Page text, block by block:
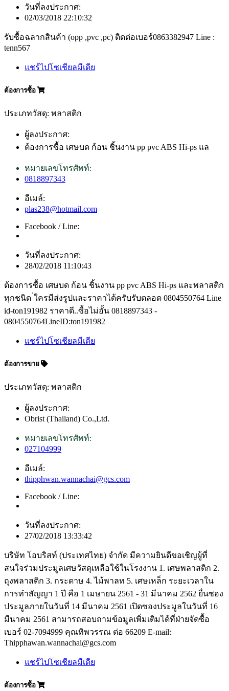
วันที่ลงประกาศ:
02/03/2018 22:10:32
รับซื้อฉลากสินค้า (opp ,pvc ,pc) ติดต่อเบอร์0863382947 Line :
tenn567
แชร์ไปโซเชียลมีเดีย
ต้องการซื้อ
ประเภทวัสดุ: พลาสติก
ผู้ลงประกาศ:
ต้องการซื้อ เศษบด ก้อน ชิ้นงาน pp pvc ABS Hi-ps แล
หมายเลขโทรศัพท์:
0818897343
อีเมล์:
plas238@hotmail.com
Facebook / Line:
วันที่ลงประกาศ:
28/02/2018 11:10:43
ต้องการซื้อ เศษบด ก้อน ชิ้นงาน pp pvc ABS Hi-ps และพลาสติก
ทุกชนิด ่ใครมีส่งรูปและราคาได้ครับรับตลอด 0804550764 Line
id-ton191982 ราคาดี..ซื้อไม่อั้น 0818897343 -
0804550764LineID:ton191982
แชร์ไปโซเชียลมีเดีย
ต้องการขาย
ประเภทวัสดุ: พลาสติก
ผู้ลงประกาศ:
Obrist (Thailand) Co.,Ltd.
หมายเลขโทรศัพท์:
027104999
อีเมล์:
thipphwan.wannachai@gcs.com
Facebook / Line:
วันที่ลงประกาศ:
27/02/2018 13:33:42
บริษัท โอบริสท์ (ประเทศไทย) จำกัด มีความยินดีขอเชิญผู้ที่
สนใจร่วมประมูลเศษวัสดุเหลือใช้ในโรงงาน 1. เศษพลาสติก 2.
ถุงพลาสติก 3. กระดาษ 4. ไม้พาลท 5. เศษเหล็ก ระยะเวลาใน
การทำสัญญา 1 ปี คือ 1 เมษายน 2561 - 31 มีนาคม 2562 ยื่นซอง
ประมูลภายในวันที่ 14 มีนาคม 2561 เปิดซองประมูลในวันที่ 16
มีนาคม 2561 สามารถสอบถามข้อมูลเพิ่มเติมได้ที่ฝ่ายจัดซื้อ
เบอร์ 02-7094999 คุณทิพวรรณ ต่อ 66209 E-mail:
Thipphawan.wannachai@gcs.com
แชร์ไปโซเชียลมีเดีย
ต้องการซื้อ